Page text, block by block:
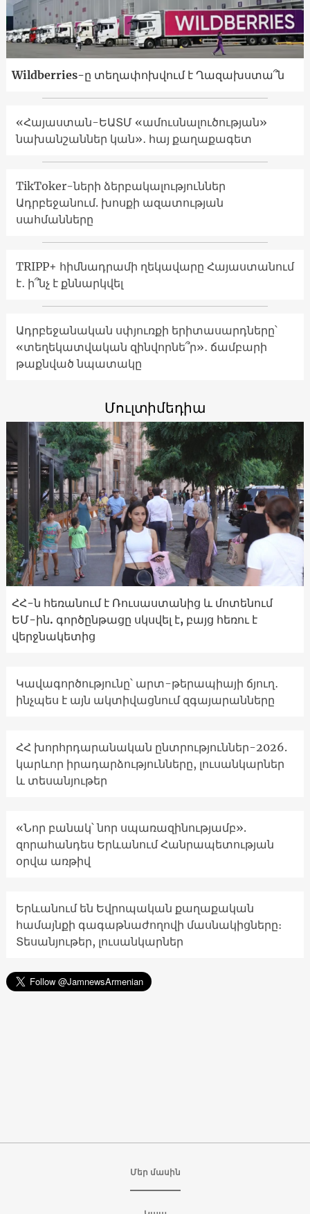
Wildberries-ը տեղափոխվում է Ղազախստա՞ն
«Հայաստան-ԵԱՏՄ «ամուսնալուծության»
նախանշաններ կան»․ հայ քաղաքագետ
TikToker-ների ձերբակալություններ
Ադրբեջանում. խոսքի ազատության
սահմանները
TRIPP+ հիմնադրամի ղեկավարը Հայաստանում
է․ ի՞նչ է քննարկվել
Ադրբեջանական սփյուռքի երիտասարդները՝
«տեղեկատվական զինվորնե՞ր»․ ճամբարի
թաքնված նպատակը
Մուլտիմեդիա
ՀՀ-ն հեռանում է Ռուսաստանից և մոտենում
ԵՄ-ին. գործընթացը սկսվել է, բայց հեռու է
վերջնակետից
Կավագործությունը՝ արտ-թերապիայի ճյուղ․
ինչպես է այն ակտիվացնում զգայարանները
ՀՀ խորհրդարանական ընտրություններ-2026.
կարևոր իրադարձությունները, լուսանկարներ
և տեսանյութեր
«Նոր բանակ՝ նոր սպառազինությամբ».
զորահանդես Երևանում Հանրապետության
օրվա առթիվ
Երևանում են Եվրոպական քաղաքական
համայնքի գագաթնաժողովի մասնակիցները։
Տեսանյութեր, լուսանկարներ
Մեր մասին